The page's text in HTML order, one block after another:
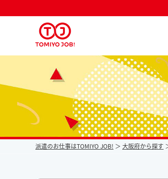
派遣なら毎月時給が上がるトミヨジョブ
派遣のお仕事はTOMIYO JOB! 大阪府から探す